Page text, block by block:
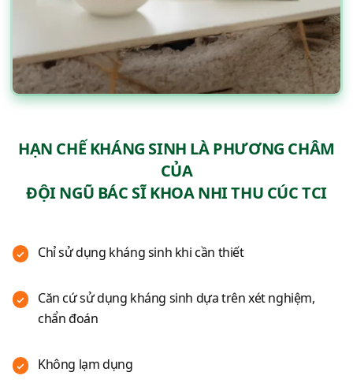
HẠN CHẾ KHÁNG SINH LÀ PHƯƠNG CHÂM
CỦA
ĐỘI NGŨ BÁC SĨ KHOA NHI THU CÚC TCI
Chỉ sử dụng kháng sinh khi cần thiết
Căn cứ sử dụng kháng sinh dựa trên xét nghiệm,
chẩn đoán
Không lạm dụng